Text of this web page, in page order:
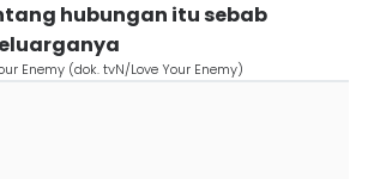
hubungan itu sebab
Enemy (dok. tvN/Love Your Enemy)